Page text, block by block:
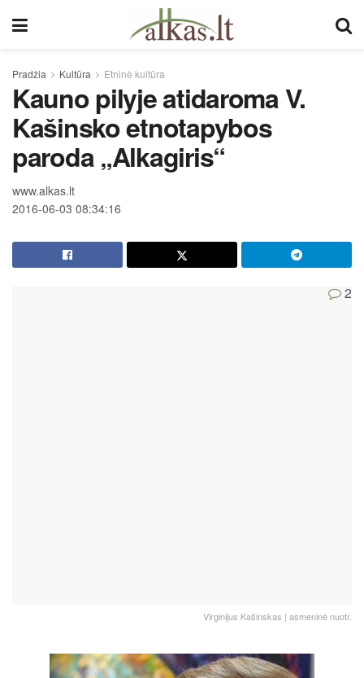
Pradžia Kultūra Etninė kultūra
Kauno pilyje atidaroma V.
Kašinsko etnotapybos
paroda „Alkagiris“
www.alkas.lt
2016-06-03 08:34:16
2
Virginijus Kašinskas | asmeninė nuotr.